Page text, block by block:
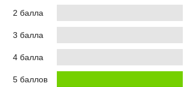
2 балла
3 балла
4 балла
5 баллов